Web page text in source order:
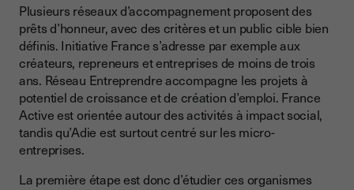
Plusieurs réseaux d’accompagnement proposent des
prêts d’honneur, avec des critères et un public cible bien
définis. Initiative France s’adresse par exemple aux
créateurs, repreneurs et entreprises de moins de trois
ans. Réseau Entreprendre accompagne les projets à
potentiel de croissance et de création d’emploi. France
Active est orientée autour des activités à impact social,
tandis qu’Adie est surtout centré sur les micro-
entreprises.
La première étape est donc d’étudier ces organismes